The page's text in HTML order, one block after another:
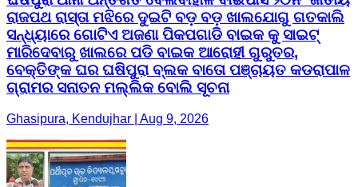
ରାଜପଥ ରାସ୍ତା ମଝିରେ ଦୁଇଟି ବଡ଼ ବଡ଼ ଖାଲଯୋଗୁ ଗତକାଲି
ସନ୍ଧ୍ୟାରେ ଗୋଟିଏ ଅଜଣା ପିକପଗାଡି ବାଇକ କୁ ସାଇଟ୍
ମାରିଦେବାରୁ ଖାଲରେ ପଡି ବାଇକ ଆରୋହୀ ଗୁରୁତର,
ବେକ୍ତିଙ୍କ ଘର ଘଷିପୁରା ବ୍ଲକ ବାତୋ ପଞ୍ଚାୟତ କଡରାପାଳ
ଗ୍ରାମର ସନାତନ ମଲ୍ଲିକ ବୋଲି ସୂଚନା
Ghasipura, Kendujhar | Aug 9, 2026